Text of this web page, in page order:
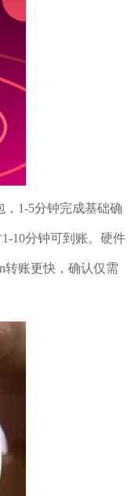
，1-5分钟完成基础确
10分钟可到账。硬件
转账更快，确认仅需